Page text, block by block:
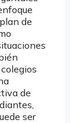
de
de
ser